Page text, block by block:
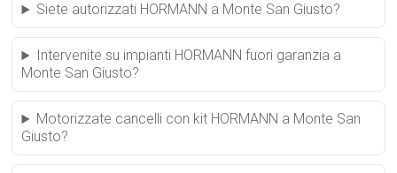
Siete autorizzati HORMANN a Monte San Giusto?
Intervenite su impianti HORMANN fuori garanzia a
Monte San Giusto?
Motorizzate cancelli con kit HORMANN a Monte San
Giusto?